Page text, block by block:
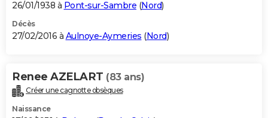
26/01/1938 à Pont-sur-Sambre (Nord)
Décès
27/02/2016 à Aulnoye-Aymeries (Nord)
Renee AZELART (83 ans)
Créer une cagnotte obsèques
Naissance